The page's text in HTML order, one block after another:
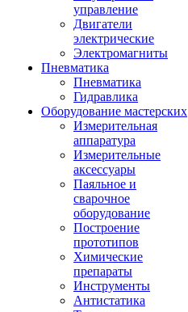
управление
Двигатели
электрические
Электромагниты
Пневматика
Пневматика
Гидравлика
Оборудование мастерских
Измерительная
аппаратура
Измерительные
аксессуары
Паяльное и
сварочное
оборудование
Построение
прототипов
Химические
препараты
Инструменты
Aнтистатика